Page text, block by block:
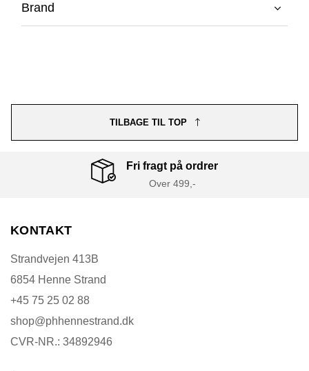
Brand
TILBAGE TIL TOP
Fri fragt på ordrer
Over 499,-
KONTAKT
Strandvejen 413B
6854 Henne Strand
+45 75 25 02 88
shop@phhennestrand.dk
CVR-NR.: 34892946